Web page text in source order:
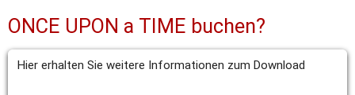
ONCE UPON a TIME buchen?
Hier erhalten Sie weitere Informationen zum Download